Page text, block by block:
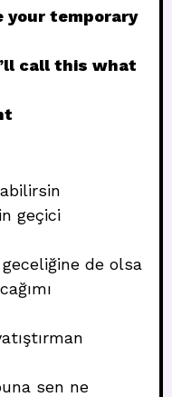
your temporary
call this what
geçici
de olsa
sen ne